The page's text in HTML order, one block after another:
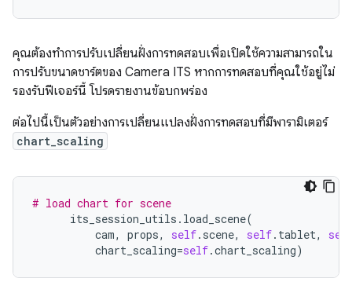
คุณต้องทำการปรับเปลี่ยนฝั่งการทดสอบเพื่อเปิดใช้ความสามารถใน
การปรับขนาดชาร์ตของ Camera ITS หากการทดสอบที่คุณใช้อยู่ไม่
รองรับฟีเจอร์นี้ โปรดรายงานข้อบกพร่อง
ต่อไปนี้เป็นตัวอย่างการเปลี่ยนแปลงฝั่งการทดสอบที่มีพารามิเตอร์
chart_scaling
# load chart for scene
its_session_utils . load_scene(
cam, props, self. scene, self. tablet,
chart_scaling=self.chart_scaling)